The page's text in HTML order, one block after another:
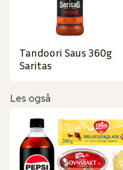
Tandoori Saus 360g
Saritas
Les også